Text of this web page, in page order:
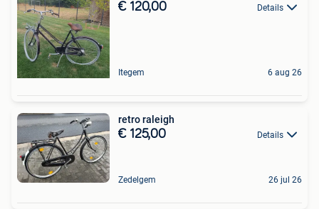
€ 120,00 Details
Itegem 6 aug 26
retro raleigh
€ 125,00 Details
Zedelgem 26 jul 26